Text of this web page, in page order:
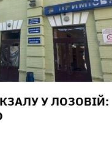
У ЛОЗОВІЙ: